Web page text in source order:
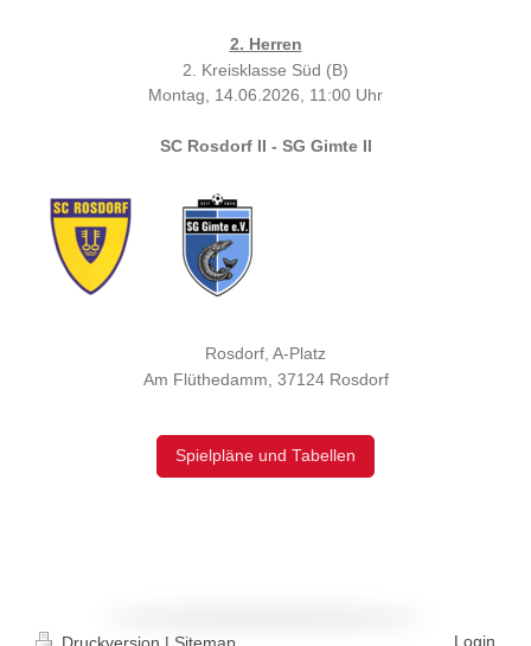
2. Herren
2. Kreisklasse Süd (B)
Montag, 14.06.2026, 11:00 Uhr
SC Rosdorf II - SG Gimte II
Rosdorf, A-Platz
Am Flüthedamm, 37124 Rosdorf
Spielpläne und Tabellen
Login